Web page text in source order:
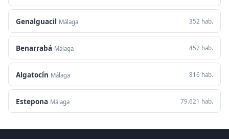
Genalguacil Málaga 352 hab.
Benarrabá Málaga 457 hab.
Algatocín Málaga 816 hab.
Estepona Málaga 79.621 hab.